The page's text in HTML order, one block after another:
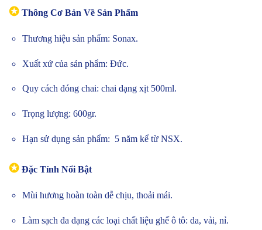
✪ Thông Cơ Bản Về Sản Phẩm
Thương hiệu sản phẩm: Sonax.
Xuất xứ của sản phẩm: Đức.
Quy cách đóng chai: chai dạng xịt 500ml.
Trọng lượng: 600gr.
Hạn sử dụng sản phẩm: 5 năm kể từ NSX.
✪ Đặc Tính Nổi Bật
Mùi hương hoàn toàn dễ chịu, thoải mái.
Làm sạch đa dạng các loại chất liệu ghế ô tô: da, vải, nỉ.